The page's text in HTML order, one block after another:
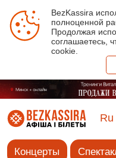
BezKassira
полноценной
Продолжая
соглашаетесь,
cookie.
Ru
Концерты